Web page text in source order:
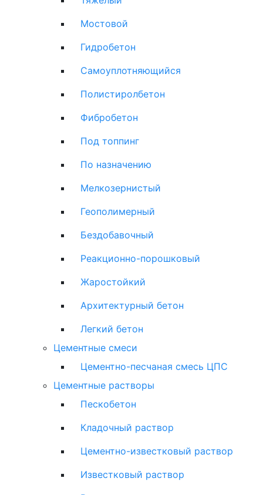
Мостовой
Гидробетон
Самоуплотняющийся
Полистиролбетон
Фибробетон
Под топпинг
По назначению
Мелкозернистый
Геополимерный
Бездобавочный
Реакционно-порошковый
Жаростойкий
Архитектурный бетон
Легкий бетон
Цементные смеси
Цементно-песчаная смесь ЦПС
Цементные растворы
Пескобетон
Кладочный раствор
Цементно-известковый раствор
Известковый раствор